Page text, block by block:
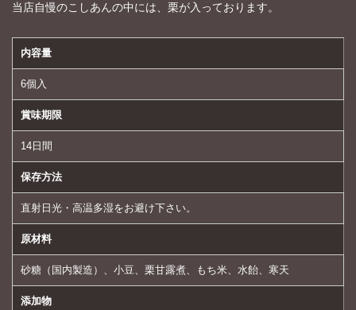
当店自慢のこしあんの中には、栗が入っております。
内容量
6個入
賞味期限
14日間
保存方法
直射日光・高温多湿をお避け下さい。
原材料
砂糖（国内製造）、小豆、栗甘露煮、もち米、水飴、寒天
添加物